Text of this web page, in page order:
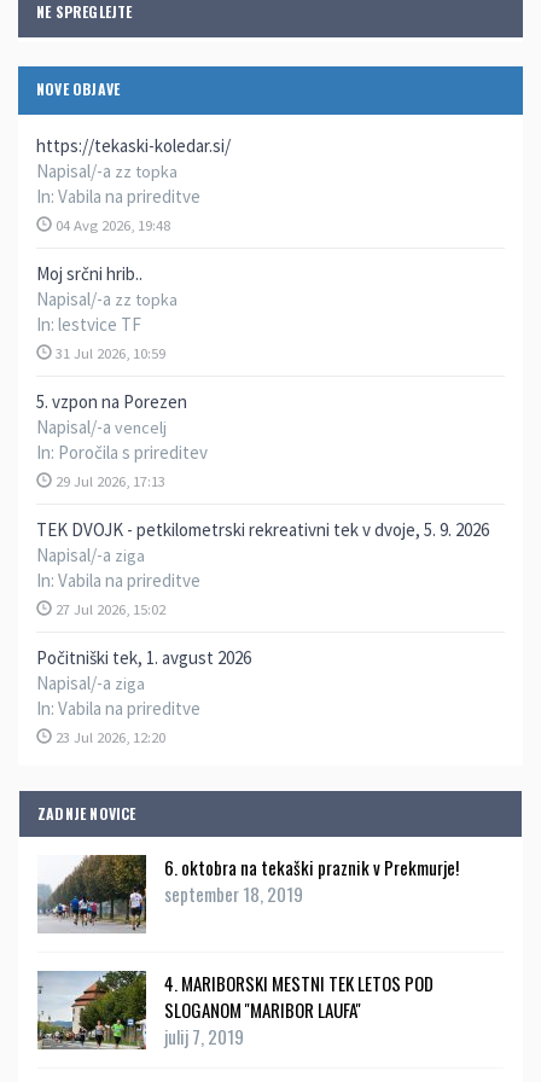
NE SPREGLEJTE
NOVE OBJAVE
https://tekaski-koledar.si/
Napisal/-a zz topka
In: Vabila na prireditve
04 Avg 2026, 19:48
Moj srčni hrib..
Napisal/-a zz topka
In: lestvice TF
31 Jul 2026, 10:59
5. vzpon na Porezen
Napisal/-a vencelj
In: Poročila s prireditev
29 Jul 2026, 17:13
TEK DVOJK - petkilometrski rekreativni tek v dvoje, 5. 9. 2026
Napisal/-a ziga
In: Vabila na prireditve
27 Jul 2026, 15:02
Počitniški tek, 1. avgust 2026
Napisal/-a ziga
In: Vabila na prireditve
23 Jul 2026, 12:20
ZADNJE NOVICE
6. oktobra na tekaški praznik v Prekmurje!
september 18, 2019
4. MARIBORSKI MESTNI TEK LETOS POD
SLOGANOM ''MARIBOR LAUFA''
julij 7, 2019